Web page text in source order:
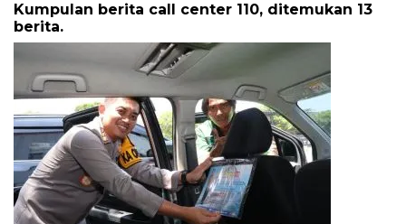
Kumpulan berita call center 110, ditemukan 13
berita.